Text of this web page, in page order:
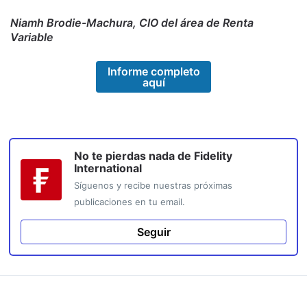
Niamh Brodie-Machura, CIO del área de Renta
Variable
Informe completo
aquí
No te pierdas nada de Fidelity
International
Síguenos y recibe nuestras próximas
publicaciones en tu email.
Seguir